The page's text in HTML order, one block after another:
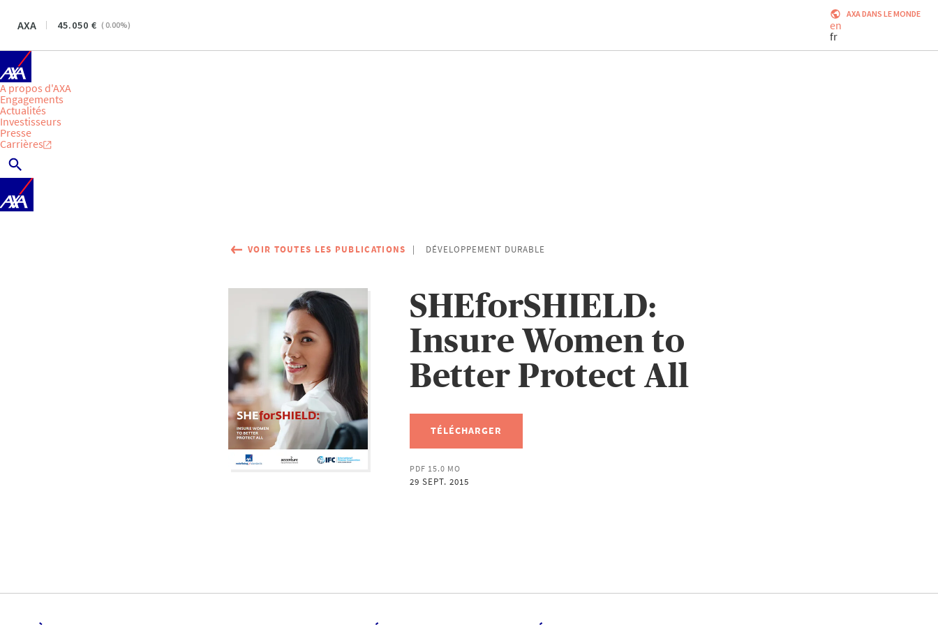
AXA 45.050 ( 0.00%)
AXA DANS LE MONDE
en
fr
A propos d'AXA
Engagements
Actualités
Investisseurs
Presse
Carrières
VOIR TOUTES LES PUBLICATIONS DÉVELOPPEMENT DURABLE
SHEforSHIELD:
Insure Women to
Better Protect All
TÉLÉCHARGER
PDF 15.0 MO
29 SEPT. 2015